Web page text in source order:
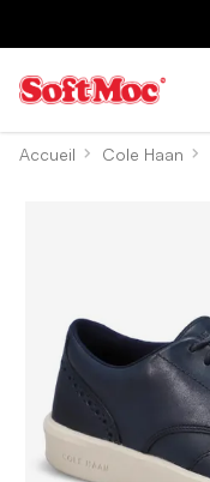
Accueil Cole Haan